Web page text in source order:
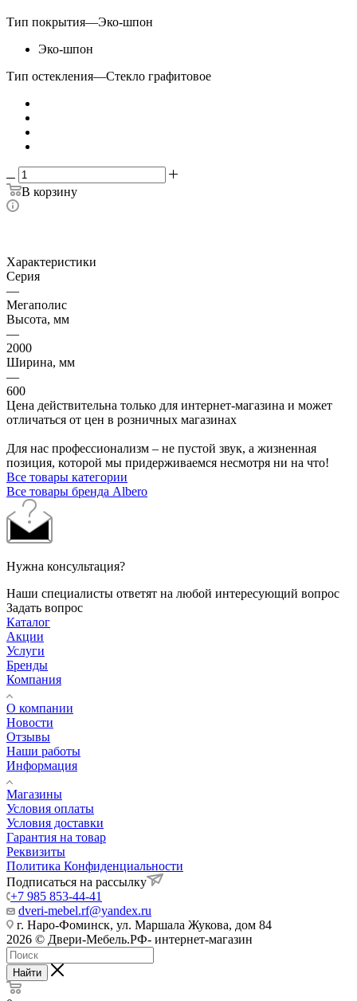
Тип покрытия—Эко-шпон
Эко-шпон
Тип остекления—Стекло графитовое
В корзину
Характеристики
Серия
—
Мегаполис
Высота, мм
—
2000
Ширина, мм
—
600
Цена действительна только для интернет-магазина и может
отличаться от цен в розничных магазинах
Для нас профессионализм – не пустой звук, а жизненная
позиция, которой мы придерживаемся несмотря ни на что!
Все товары категории
Все товары бренда Albero
Нужна консультация?
Наши специалисты ответят на любой интересующий вопрос
Задать вопрос
Каталог
Акции
Услуги
Бренды
Компания
О компании
Новости
Отзывы
Наши работы
Информация
Магазины
Условия оплаты
Условия доставки
Гарантия на товар
Реквизиты
Политика Конфиденциальности
Подписаться на рассылку
+7 985 853-44-41
dveri-mebel.rf@yandex.ru
г. Наро-Фоминск, ул. Маршала Жукова, дом 84
2026 © Двери-Мебель.РФ- интернет-магазин
Найти